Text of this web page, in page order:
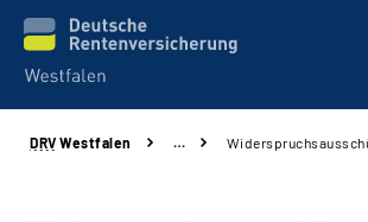
Kontakt und Beratung
DRV Westfalen …